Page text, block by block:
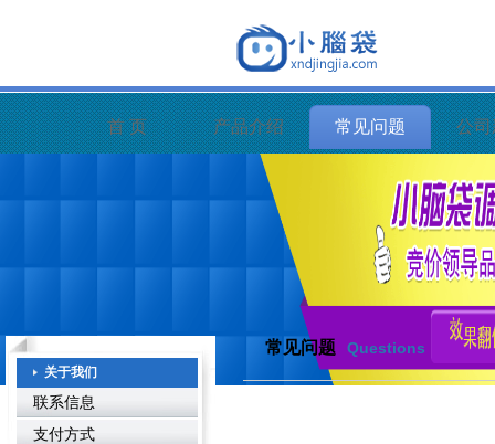
首 页 产品介绍 常见问题 公
关于我们
联系信息
支付方式
常见问题 Questions